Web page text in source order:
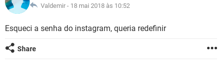
GUIA DE COMPRAS
OUTLOOK EXCEL
INSTAGRAM GMAIL
CELULAR
OUTLOOK EXCEL
INSTAGRAM
GLOSSÁRIO
WHATSAPP
Valdemir - 18 mai 2018 às 10:52
Esqueci a senha do instagram, queria redefinir
Share